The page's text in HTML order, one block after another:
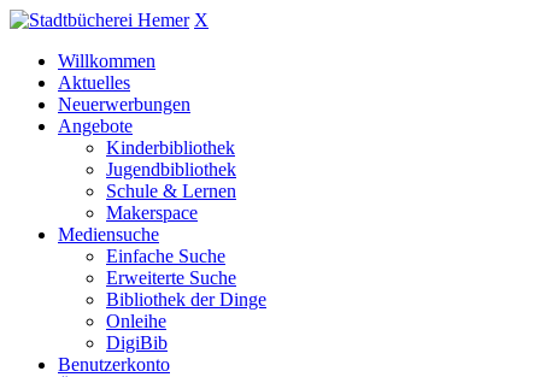
X
Willkommen
Aktuelles
Neuerwerbungen
Angebote
Kinderbibliothek
Jugendbibliothek
Schule & Lernen
Makerspace
Mediensuche
Einfache Suche
Erweiterte Suche
Bibliothek der Dinge
Onleihe
DigiBib
Benutzerkonto